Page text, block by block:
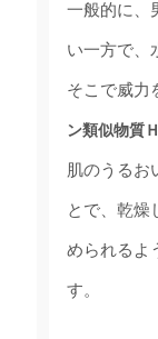
一般的に、
い一方で、
そこで威力
ン類似物質
肌のうるお
とで、乾燥
められるよ
す。